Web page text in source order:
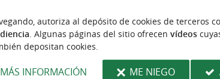
francesa de textiles para el
reconocida por sus ...
Bienvenido a Antton, chocolatero
pueblo famoso por su chile. Todos los
autoriza al depósito de cookies de terceros
. Algunas páginas del sitio ofrecen vídeos
depositan cookies.
MÁS INFORMACIÓN ME NIEGO